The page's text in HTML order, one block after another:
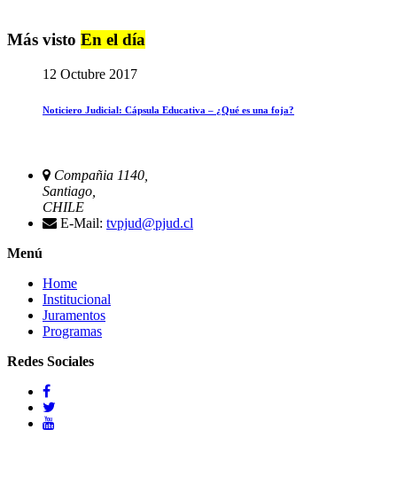
Más visto En el día
12 Octubre 2017
Noticiero Judicial: Cápsula Educativa – ¿Qué es una foja?
Compañia 1140,
Santiago,
CHILE
E-Mail: tvpjud@pjud.cl
Menú
Home
Institucional
Juramentos
Programas
Redes Sociales